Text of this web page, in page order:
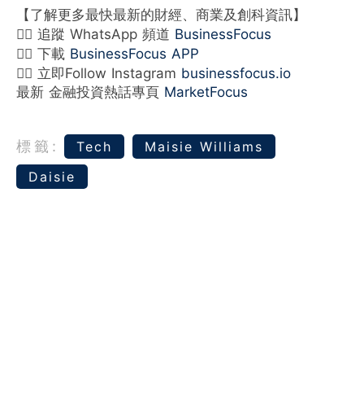
【了解更多最快最新的財經、商業及創科資訊】
👉🏻 追蹤 WhatsApp 頻道 BusinessFocus
👉🏻 下載 BusinessFocus APP
👉🏻 立即Follow Instagram businessfocus.io
最新 金融投資熱話專頁 MarketFocus
標籤: Tech
Maisie Williams
Daisie